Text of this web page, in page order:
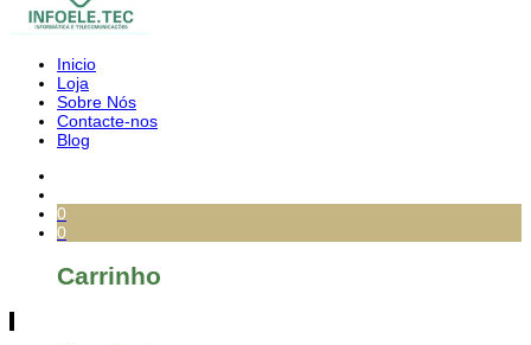
Inicio
Loja
Sobre Nós
Contacte-nos
Blog
0
0
Carrinho